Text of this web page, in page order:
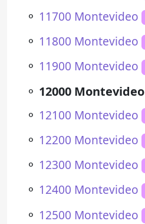
⚬ 11700 Montevideo
⚬ 11800 Montevideo
⚬ 11900 Montevideo
⚬ 12000 Montevideo
⚬ 12100 Montevideo
⚬ 12200 Montevideo
⚬ 12300 Montevideo
⚬ 12400 Montevideo
⚬ 12500 Montevideo